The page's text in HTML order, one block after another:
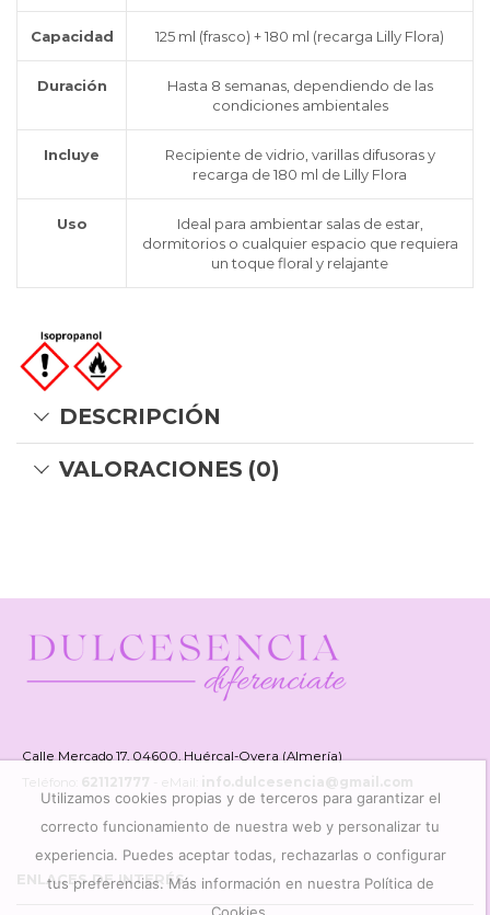
Capacidad 125 ml (frasco) + 180 ml (recarga Lilly Flora)
Duración
Hasta 8 semanas, dependiendo de las
condiciones ambientales
Incluye
Recipiente de vidrio, varillas difusoras y
recarga de 180 ml de Lilly Flora
Uso
Ideal para ambientar salas de estar,
dormitorios o cualquier espacio que requiera
un toque floral y relajante
DESCRIPCIÓN
VALORACIONES (0)
Calle Mercado 17, 04600, Huércal-Overa (Almería)
Teléfono: 621121777 info.dulcesencia@gmail.com
ENLACES DE INTERÉS
Utilizamos cookies propias y de terceros para garantizar el
correcto funcionamiento de nuestra web y personalizar tu
experiencia. Puedes aceptar todas, rechazarlas o configurar
tus preferencias. Más información en nuestra Política de